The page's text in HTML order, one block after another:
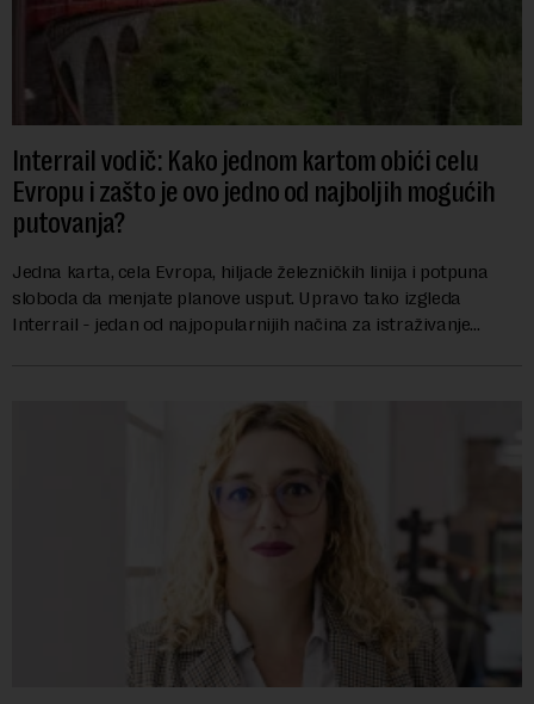
Interrail vodič: Kako jednom kartom obići celu
Evropu i zašto je ovo jedno od najboljih mogućih
putovanja?
Jedna karta, cela Evropa, hiljade železničkih linija i potpuna
sloboda da menjate planove usput. Upravo tako izgleda
Interrail - jedan od najpopularnijih načina za istraživanje